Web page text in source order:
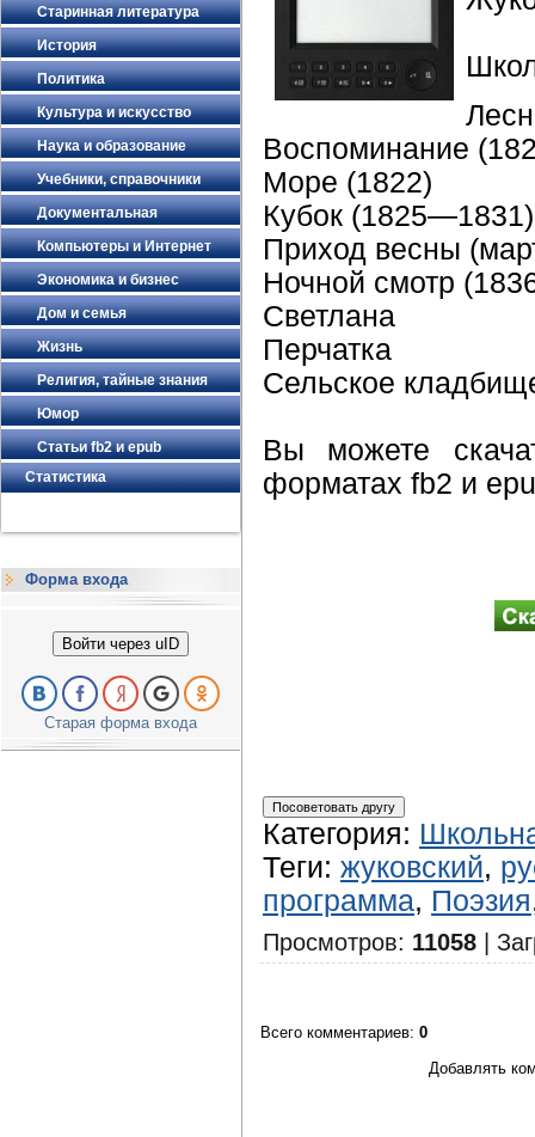
Старинная литература
История
Политика
Культура и искусство
Наука и образование
Учебники, справочники
Документальная
Компьютеры и Интернет
Экономика и бизнес
Дом и семья
Жизнь
Религия, тайные знания
Юмор
Статьи fb2 и epub
Статистика
Форма входа
Войти через uID
Старая форма входа
Воспоминание
Море (1822)
Кубок (1825—1831)
Приход весны
Ночной смотр
Светлана
Перчатка
Сельское
Вы можете
форматах fb2 и
Категория:
Теги: жуковский,
программа, Поэзия
Просмотров: 11058
Всего комментариев: 0
Добавлять